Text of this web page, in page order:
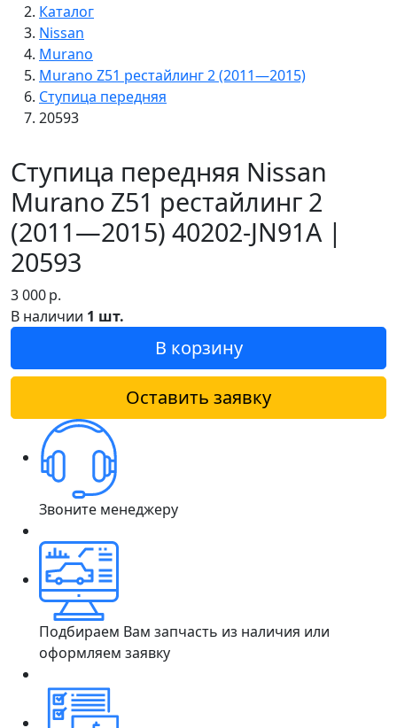
Каталог
Nissan
Murano
Murano Z51 рестайлинг 2 (2011—2015)
Ступица передняя
20593
Ступица передняя Nissan
Murano Z51 рестайлинг 2
(2011—2015) 40202-JN91A |
20593
3 000р.
В наличии 1 шт.
В корзину
Оставить заявку
Звоните менеджеру
Подбираем Вам запчасть из наличия или
оформляем заявку